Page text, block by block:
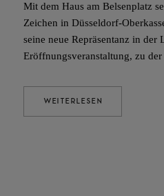
Mit dem Haus am Belsenplatz
Zeichen in Düsseldorf-
seine neue Repräsentanz in der
Eröffnungsveranstaltung, zu
WEITERLESEN